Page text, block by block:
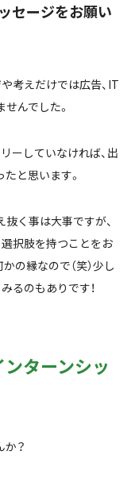
セージをお願い
考えだけでは広告、IT
んでした。
ーしていなければ、出
と思います。
く事は大事ですが、
択肢を持つことをお
の縁なので（笑）少し
るのもありです！
ンターンシッ
？